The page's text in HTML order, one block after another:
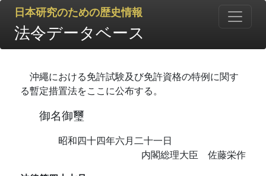
日本研究のための歴史情報
法令データベース
沖繩における免許試験及び免許資格の特例に関す
る暫定措置法をここに公布する。
御名御璽
昭和四十四年六月二十一日
内閣総理大臣 佐藤栄作